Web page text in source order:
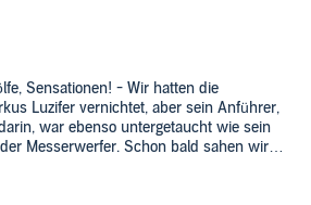
Sensationen! - Wir hatten die
Luzifer vernichtet, aber sein Anführer,
war ebenso untergetaucht wie sein
Messerwerfer. Schon bald sahen wir
Gang des Mandarin London